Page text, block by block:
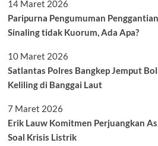
14 Maret 2026
Paripurna Pengumuman
Sinaling tidak Kuorum, Ada Apa?
10 Maret 2026
Satlantas Polres Bangkep Jemput
Keliling di Banggai Laut
7 Maret 2026
Erik Lauw Komitmen Perjuangkan
Soal Krisis Listrik